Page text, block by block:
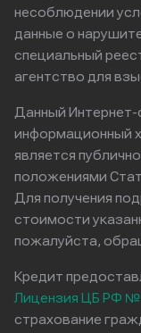
несоблюдении
данные о
специальный
агентство для
Данный Интернет-
информационный
является
положениями
Для получения
стоимости
пожалуйста,
Кредит
Лицензия ЦБ РФ №
страхование